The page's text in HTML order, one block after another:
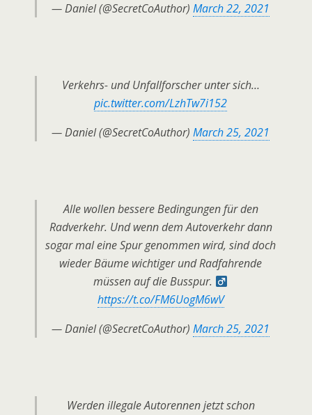
— Daniel (@SecretCoAuthor) March 22, 2021
Verkehrs- und Unfallforscher unter sich…
pic.twitter.com/LzhTw7i152
— Daniel (@SecretCoAuthor) March 25, 2021
Alle wollen bessere Bedingungen für den
Radverkehr. Und wenn dem Autoverkehr dann
sogar mal eine Spur genommen wird, sind doch
wieder Bäume wichtiger und Radfahrende
müssen auf die Busspur. ‍
https://t.co/FM6UogM6wV
— Daniel (@SecretCoAuthor) March 25, 2021
Werden illegale Autorennen jetzt schon